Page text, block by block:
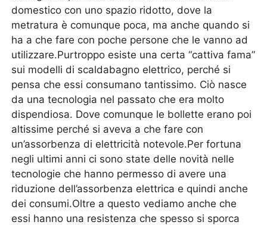
domestico con uno spazio ridotto, dove la
metratura è comunque poca, ma anche quando si
ha a che fare con poche persone che le vanno ad
utilizzare.Purtroppo esiste una certa “cattiva fama”
sui modelli di scaldabagno elettrico, perché si
pensa che essi consumano tantissimo. Ciò nasce
da una tecnologia nel passato che era molto
dispendiosa. Dove comunque le bollette erano poi
altissime perché si aveva a che fare con
un’assorbenza di elettricità notevole.Per fortuna
negli ultimi anni ci sono state delle novità nelle
tecnologie che hanno permesso di avere una
riduzione dell’assorbenza elettrica e quindi anche
dei consumi.Oltre a questo vediamo anche che
essi hanno una resistenza che spesso si sporca